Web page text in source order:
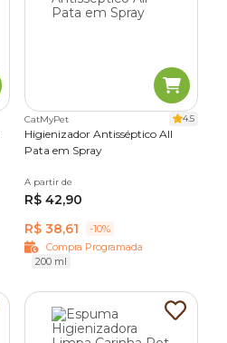
CatMyPet 4.5
Higienizador Antisséptico All
Pata em Spray
A partir de
R$ 42,90
R$ 38,61
-10%
Compra Programada
200 ml